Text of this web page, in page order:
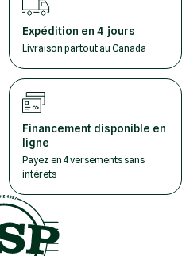
Expédition en 4 jours
Livraison partout au Canada
Financement disponible en
ligne
Payez en 4 versements sans
intérets